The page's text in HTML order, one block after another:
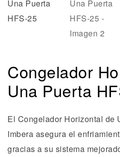
Congelador
Una Puerta
El Congelador Horizontal de
Imbera asegura el
gracias a su sistema